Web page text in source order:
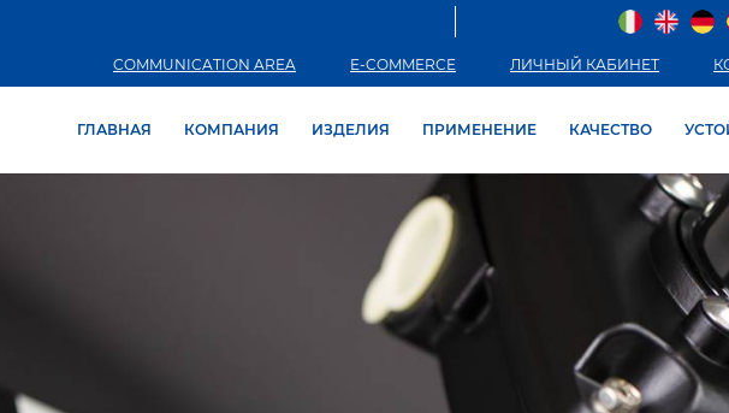
COMMUNICATION AREA E-COMMERCE ЛИЧНЫЙ КАБИНЕТ
ГЛАВНАЯ КОМПАНИЯ ИЗДЕЛИЯ ПРИМЕНЕНИЕ КАЧЕСТВО